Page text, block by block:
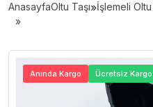
AnasayfaOltu Taşı»İşlemeli Oltu
Anında Kargo Ücretsiz Kargo